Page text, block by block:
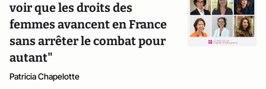
voir que les droits des
femmes avancent en France
sans arrêter le combat pour
autant"
Patricia Chapelotte